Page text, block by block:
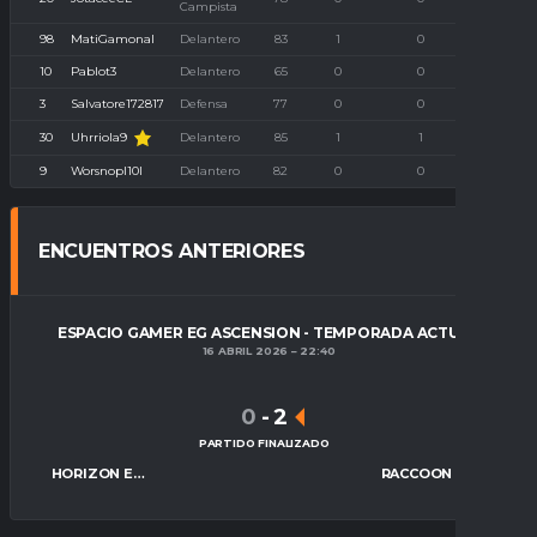
Campista
98 MatiGamonal Delantero 83 1 0
10 Pablot3 Delantero 65 0 0
3 Salvatore172817 Defensa 77 0 0
30 Uhrriola9 Delantero 85 1 1
9 Worsnopl10l Delantero 82 0 0
ENCUENTROS ANTERIORES
ESPACIO GAMER EG ASCENSION - TEMPORADA ACTUAL
16 ABRIL 2026 22:40
HORIZON ESPORTS
0 -2
PARTIDO FINALIZADO